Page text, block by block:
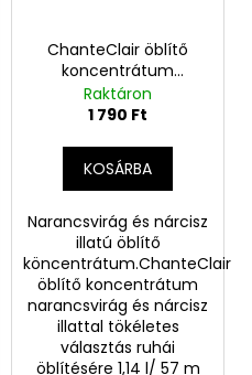
ChanteClair öblítő
koncentrátum
Narancsvirág és
nárcisz illattal
Raktáron
1 790 Ft
KOSÁRBA
Narancsvirág és nárcisz
illatú öblítő
köncentrátum.ChanteClair
öblítő koncentrátum
narancsvirág és nárcisz
illattal tökéletes
választás ruhái
öblítésére 1,14 l/ 57 m